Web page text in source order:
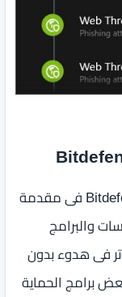
يأتى برنامج Bitdefender Antivirus Free Edition فى مقدمة
والبرامج
فى هدوء بدون
برامج الحماية